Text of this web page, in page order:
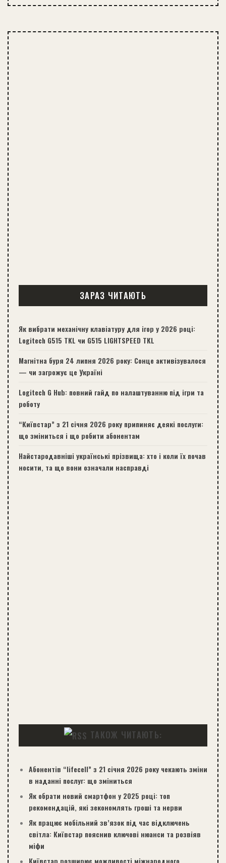
ЗАРАЗ ЧИТАЮТЬ
Як вибрати механічну клавіатуру для ігор у 2026 році:
Logitech G515 TKL чи G515 LIGHTSPEED TKL
Магнітна буря 24 липня 2026 року: Сонце активізувалося
— чи загрожує це Україні
Logitech G Hub: повний гайд по налаштуванню під ігри та
роботу
“Київстар” з 21 січня 2026 року припиняє деякі послуги:
що зміниться і що робити абонентам
Найстародавніші українські прізвища: хто і коли їх почав
носити, та що вони означали насправді
ТАКОЖ ЧИТАЮТЬ:
Абонентів “lifecell” з 21 січня 2026 року чекають зміни
в наданні послуг: що зміниться
Як обрати новий смартфон у 2025 році: топ
рекомендацій, які зекономлять гроші та нерви
Як працює мобільний зв’язок під час відключень
світла: Київстар пояснив ключові нюанси та розвіяв
міфи
Київстар розширює можливості міжнародного